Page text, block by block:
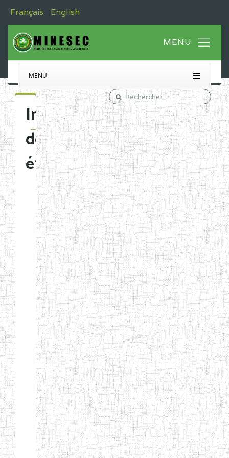
Français English
MENU
Immatriculation
des
établissements
Etablissements
d'enseignement
normal
ENI
Chercher:
Effacer les filtres
Denomination
Type